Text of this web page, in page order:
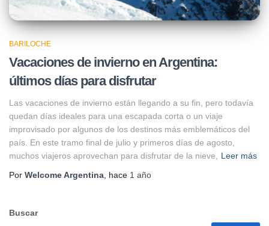
BARILOCHE
Vacaciones de invierno en Argentina:
últimos días para disfrutar
Las vacaciones de invierno están llegando a su fin, pero todavía
quedan días ideales para una escapada corta o un viaje
improvisado por algunos de los destinos más emblemáticos del
país. En este tramo final de julio y primeros días de agosto,
muchos viajeros aprovechan para disfrutar de la nieve,
Leer más
Por Welcome Argentina , hace 1 año
Buscar